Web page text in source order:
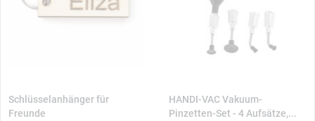
Schlüsselanhänger für
Freunde
HANDI-VAC Vakuum-
Pinzetten-Set - 4 Aufsätze,...